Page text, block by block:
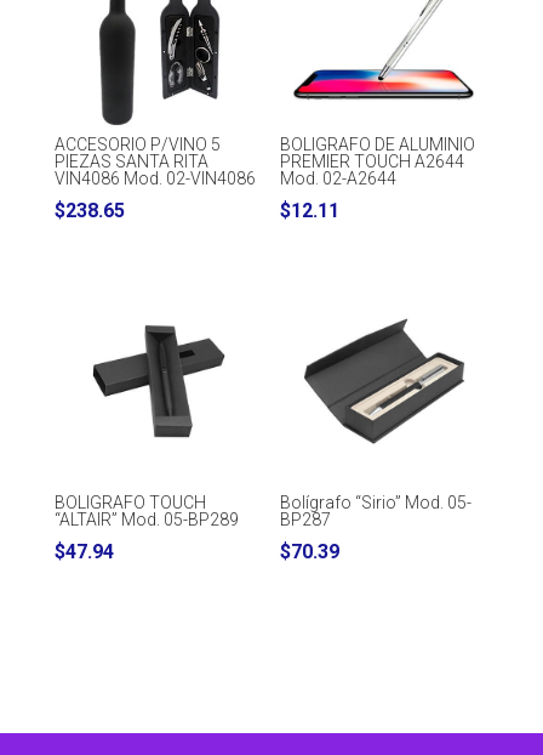
ACCESORIO P/VINO 5
PIEZAS SANTA RITA
VIN4086 Mod. 02-VIN4086
$238.65
BOLIGRAFO DE ALUMINIO
PREMIER TOUCH A2644
Mod. 02-A2644
$12.11
BOLIGRAFO TOUCH
“ALTAIR” Mod. 05-BP289
$47.94
Bolígrafo “Sirio” Mod. 05-
BP287
$70.39